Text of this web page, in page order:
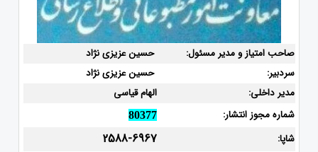
صاحب امتیاز و مدیر مسئول:
حسین عزیزی نژاد
سردبیر:
حسین عزیزی نژاد
مدیر داخلی:
الهام قیاسی
شماره مجوز انتشار:
80377
شاپا: 2588-6967